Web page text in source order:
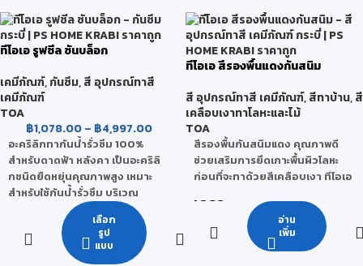
งานง่าย ไม่เป็นพิษ สามารถใช้กับ
น้ำดื่มได้และทาสีทับได้ เหมาะ
สำหรับเป็นกันซึม ห้องน้ำ ระเบียง
สระว่ายน้ำ บ่อปลา แท้งค์น้ำ (TOA
CEMENT WATERPROOF)
ได้โดยไม่ต้องรองพื้น
ใช้กับน้ำดื่มได้ ไม่มีสารที่เป็นพิษ
ตามมาตรฐานการประปา
สามารถทาทับกระเบื้องเก่าได้ โดย
ใช้ได้ทั้งภายใน และภายนอก
ทีโอเอ รูฟซีล ซันบล็อก
เคมีภัณฑ์,กันซึม,สี อุปกรณ์ทาสี
เคมีภัณฑ์
TOA
฿1,078.00 – ฿4,997.00
อะคริลิกทากันน้ำรั่วซึม 100%
สำหรับดาดฟ้า หลังคา เป็นอะคริลิ
กชนิดยืดหยุ่นคุณภาพสูง เหมาะ
สำหรับใช้กันน้ำรั่วซึม บริเวณ
ดาดฟ้า หลังคาเหล็ก Matal Sheet
กระเบื้องลอนคู่ ระเบียงของบ้าน
อาคารและโรงงานอุตสาหกรรม
สามารถใช้กันซึมได้ทั้งหน้าร้อนและ
เลือก
รูป
แบบ
ทีโอเอ สีรองพื้นแดงกันสนิม
สี อุปกรณ์ทาสี เคมีภัณฑ์,สีทาบ้าน,สี
เคลือบเงาทาโลหะและไม้
TOA
สีรองพื้นกันสนิมแดง คุณภาพดี
ช่วยเสริมการยึดเกาะพื้นผิวโลหะ
ก่อนที่จะทาด้วยสีเคลือบเงา ทีโอเอ
เกรด
กลุ่มพรีเมียมคุณภาพสูง
อ่าน
เพิ่ม